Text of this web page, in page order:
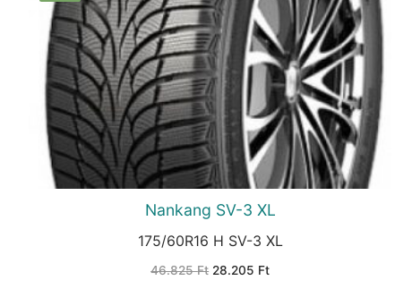
Nankang SV-3 XL
175/60R16 H SV-3 XL
46.825Ft Original
28.205 FtCurrent